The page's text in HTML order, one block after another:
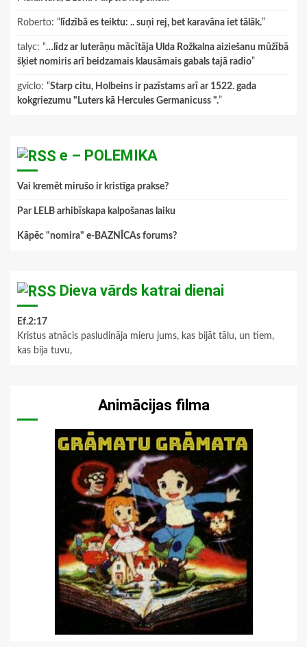
Roberto: “ līdzībā es teiktu: .. suņi rej, bet karavāna iet tālāk.”
talyc: “…līdz ar luterāņu mācītāja Ulda Rožkalna aiziešanu mūžībā
šķiet nomiris arī beidzamais klausāmais gabals tajā radio”
gviclo: “Starp citu, Holbeins ir pazīstams arī ar 1522. gada
kokgriezumu "Luters kā Hercules Germanicuss ".”
e – POLEMIKA
Vai kremēt mirušo ir kristīga prakse?
Par LELB arhibīskapa kalpošanas laiku
Kāpēc "nomira" e-BAZNĪCAs forums?
Dieva vārds katrai dienai
Ef.2:17
Kristus atnācis pasludināja mieru jums, kas bijāt tālu, un tiem,
kas bija tuvu,
Animācijas filma